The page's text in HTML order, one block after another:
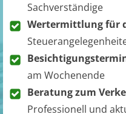
Sachverständige
Wertermittlung für
am Wochenende
Beratung zum
Professionell und